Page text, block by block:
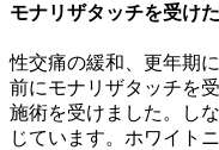
モナリザタッチを受け
性交痛の緩和、更年期
前にモナリザタッチを
施術を受けました。し
じています。ホワイト